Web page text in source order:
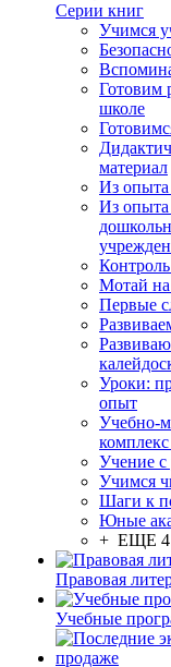
Серии книг
Учимся
Готовим
школе
материал
Из
Из
Мотай на
Первые
Уроки:
опыт
Учебно-
Учение с
Учимся
Шаги к
Юные
+ ЕЩЕ 4
Правовая
Учебные